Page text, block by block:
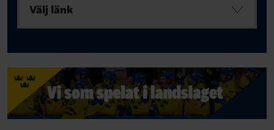
Välj länk